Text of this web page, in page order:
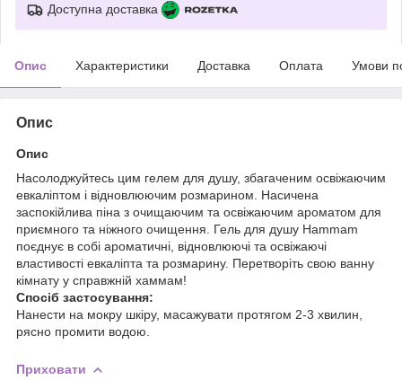
Доступна доставка
Опис Характеристики Доставка Оплата Умови
Опис
Опис
Насолоджуйтесь цим гелем для душу, збагаченим освіжаючим
евкаліптом і відновлюючим розмарином. Насичена
заспокійлива піна з очищаючим та освіжаючим ароматом для
приємного та ніжного очищення. Гель для душу Hammam
поєднує в собі ароматичні, відновлюючі та освіжаючі
властивості евкаліпта та розмарину. Перетворіть свою ванну
кімнату у справжній хаммам!
Спосіб застосування:
Нанести на мокру шкіру, масажувати протягом 2-3 хвилин,
рясно промити водою.
Приховати